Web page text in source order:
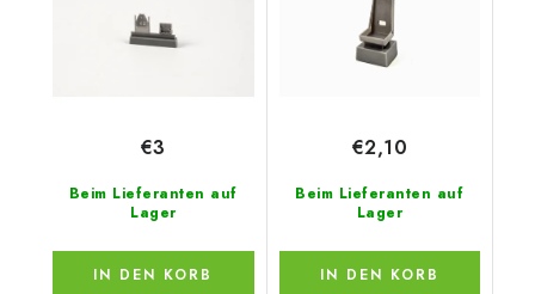
Beim Lieferanten auf
Lager
€3
IN DEN KORB
Beim Lieferanten auf
Lager
€2,10
IN DEN KORB